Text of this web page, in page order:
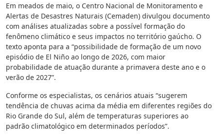
Em meados de maio, o Centro Nacional de Monitoramento e
Alertas de Desastres Naturais (Cemaden) divulgou documento
com análises atualizadas sobre a possível formação do
fenômeno climático e seus impactos no território gaúcho. O
texto aponta para a “possibilidade de formação de um novo
episódio de El Niño ao longo de 2026, com maior
probabilidade de atuação durante a primavera deste ano e o
verão de 2027”.
Conforme os especialistas, os cenários atuais “sugerem
tendência de chuvas acima da média em diferentes regiões do
Rio Grande do Sul, além de temperaturas superiores ao
padrão climatológico em determinados períodos”.